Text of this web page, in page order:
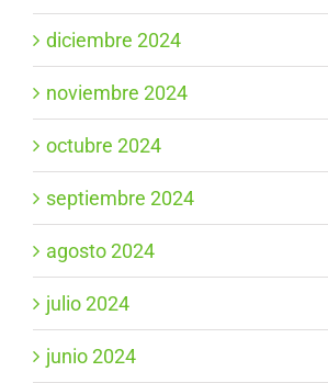
diciembre 2024
noviembre 2024
octubre 2024
septiembre 2024
agosto 2024
julio 2024
junio 2024